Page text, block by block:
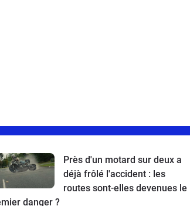
Près d'un motard sur deux a
déjà frôlé l'accident : les
routes sont-elles devenues le
danger ?